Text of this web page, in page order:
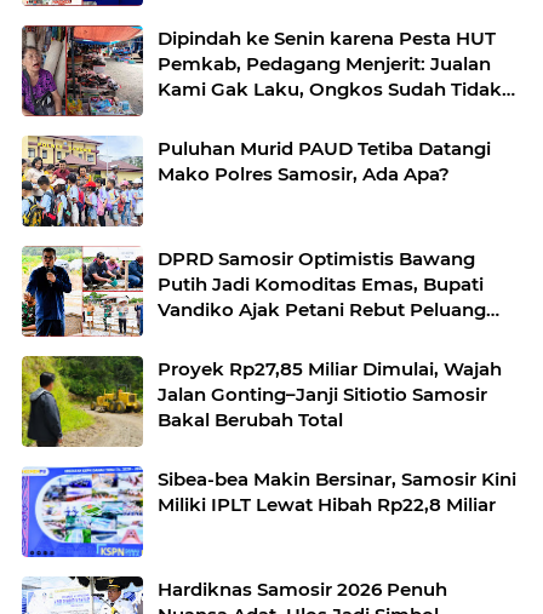
Dipindah ke Senin karena Pesta HUT
Pemkab, Pedagang Menjerit: Jualan
Kami Gak Laku, Ongkos Sudah Tidak
Puluhan Murid PAUD Tetiba Datangi
Mako Polres Samosir, Ada Apa?
DPRD Samosir Optimistis Bawang
Putih Jadi Komoditas Emas, Bupati
Vandiko Ajak Petani Rebut Peluang
Proyek Rp27,85 Miliar Dimulai, Wajah
Jalan Gonting–Janji Sitiotio Samosir
Bakal Berubah Total
Sibea-bea Makin Bersinar, Samosir Kini
Miliki IPLT Lewat Hibah Rp22,8 Miliar
Hardiknas Samosir 2026 Penuh